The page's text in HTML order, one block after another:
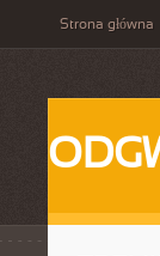
Strona główna